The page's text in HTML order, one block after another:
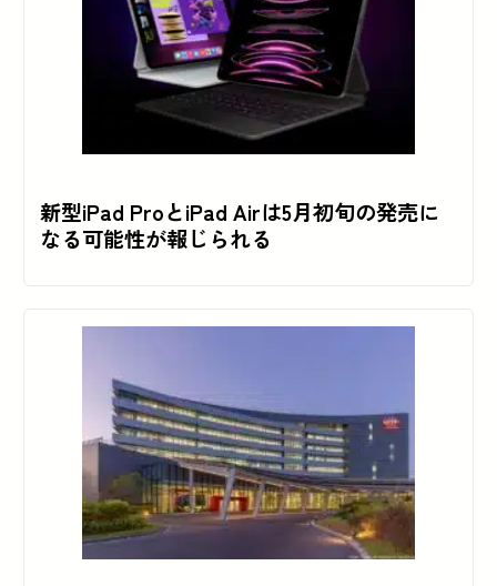
新型iPad ProとiPad Airは5月初旬の発売に
なる可能性が報じられる